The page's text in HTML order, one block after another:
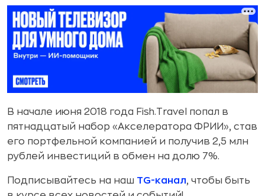
В начале июня 2018 года Fish.Travel попал в
пятнадцатый набор «Акселератора ФРИИ», став
его портфельной компанией и получив 2,5 млн
рублей инвестиций в обмен на долю 7%.
Подписывайтесь на наш TG-канал, чтобы быть